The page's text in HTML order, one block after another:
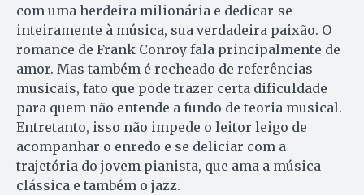
com uma herdeira milionária e dedicar-se
inteiramente à música, sua verdadeira paixão. O
romance de Frank Conroy fala principalmente de
amor. Mas também é recheado de referências
musicais, fato que pode trazer certa dificuldade
para quem não entende a fundo de teoria musical.
Entretanto, isso não impede o leitor leigo de
acompanhar o enredo e se deliciar com a
trajetória do jovem pianista, que ama a música
clássica e também o jazz.